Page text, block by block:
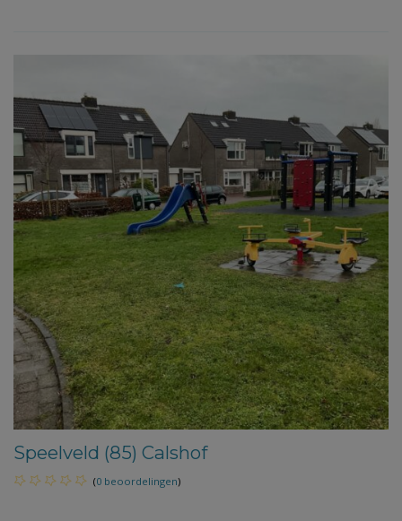
Speelveld (85) Calshof
(0 beoordelingen)